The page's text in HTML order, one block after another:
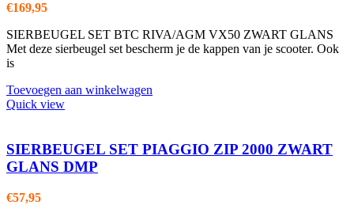
€169,95
SIERBEUGEL SET BTC RIVA/AGM VX50 ZWART GLANS
Met deze sierbeugel set bescherm je de kappen van je scooter. Ook
is
Toevoegen aan winkelwagen
Quick view
SIERBEUGEL SET PIAGGIO ZIP 2000 ZWART
GLANS DMP
€57,95